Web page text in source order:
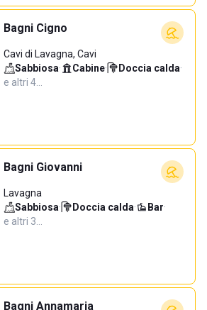
Bagni Cigno
Cavi di Lavagna, Cavi
Sabbiosa· Cabine· Doccia calda·
e altri 4…
Bagni Giovanni
Lavagna
Sabbiosa· Doccia calda· Bar·
e altri 3…
Bagni Annamaria